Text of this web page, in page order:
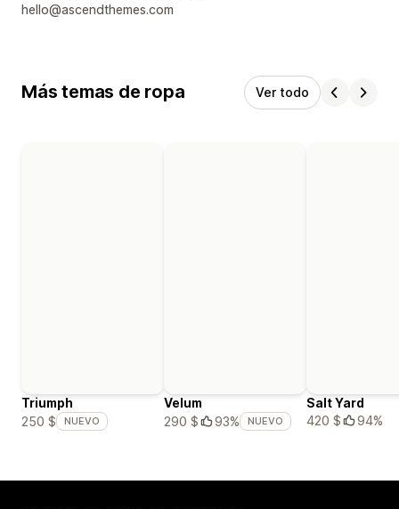
hello@ascendthemes.com
Más temas de ropa Ver todo
Triumph
250 $
NUEVO
Velum
290 $
93% NUEVO
Salt Yard
420 $
94%